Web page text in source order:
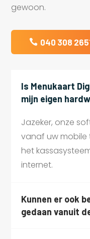
gewoon.
040 308
Is Menukaart
mijn eigen
Jazeker, onze
vanaf uw mobile
het
internet.
Kunnen er ook
gedaan vanuit